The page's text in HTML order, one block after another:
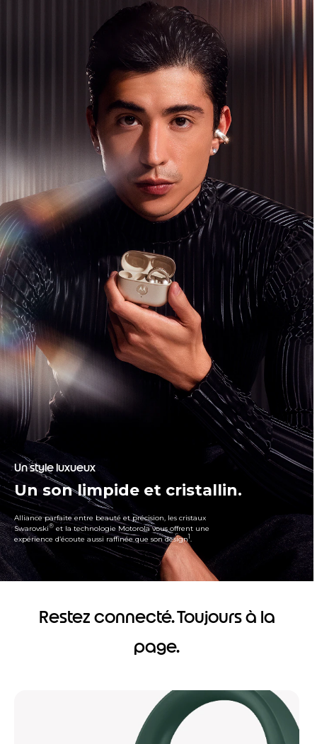
Un style luxueux
Un son limpide et cristallin.
Alliance parfaite entre beauté et précision, les cristaux
Swarovski® et la technologie Motorola vous offrent une
expérience d’écoute aussi raffinée que son design1.
Restez connecté. Toujours à la
page.